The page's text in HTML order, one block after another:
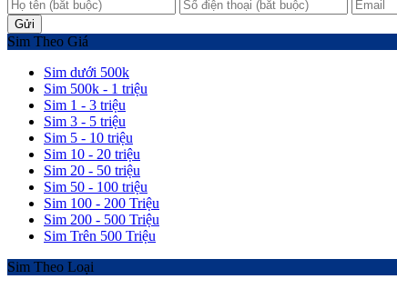
Gửi
Sim Theo Giá
Sim dưới 500k
Sim 500k - 1 triệu
Sim 1 - 3 triệu
Sim 3 - 5 triệu
Sim 5 - 10 triệu
Sim 10 - 20 triệu
Sim 20 - 50 triệu
Sim 50 - 100 triệu
Sim 100 - 200 Triệu
Sim 200 - 500 Triệu
Sim Trên 500 Triệu
Sim Theo Loại